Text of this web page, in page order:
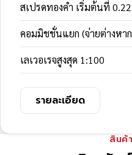
สเปรดทองคำ เริ่มต้นที่
คอมมิชชั่นแยก (จ่ายต่างหา
เลเวอเรจสูงสุด 1:100
รายละเอียด
สินค้